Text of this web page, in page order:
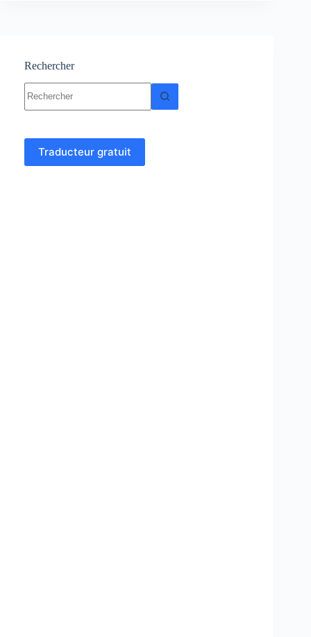
Rechercher
résultat
Traducteur gratuit